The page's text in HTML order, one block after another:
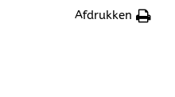
Afdrukken